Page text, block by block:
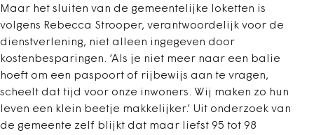
Maar het sluiten van de gemeentelijke loketten is
volgens Rebecca Strooper, verantwoordelijk voor de
dienstverlening, niet alleen ingegeven door
kostenbesparingen. ‘Als je niet meer naar een balie
hoeft om een paspoort of rijbewijs aan te vragen,
scheelt dat tijd voor onze inwoners. Wij maken zo hun
leven een klein beetje makkelijker.’ Uit onderzoek van
de gemeente zelf blijkt dat maar liefst 95 tot 98